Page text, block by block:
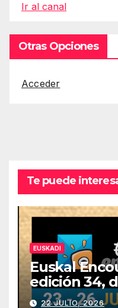
Ir al canal
Otras Opciones
Acceder
Te puede
EUSKADI
Euskal
edición 34,
julio
22 JULIO, 2026